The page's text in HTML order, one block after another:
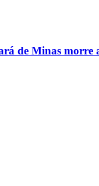
de Minas morre